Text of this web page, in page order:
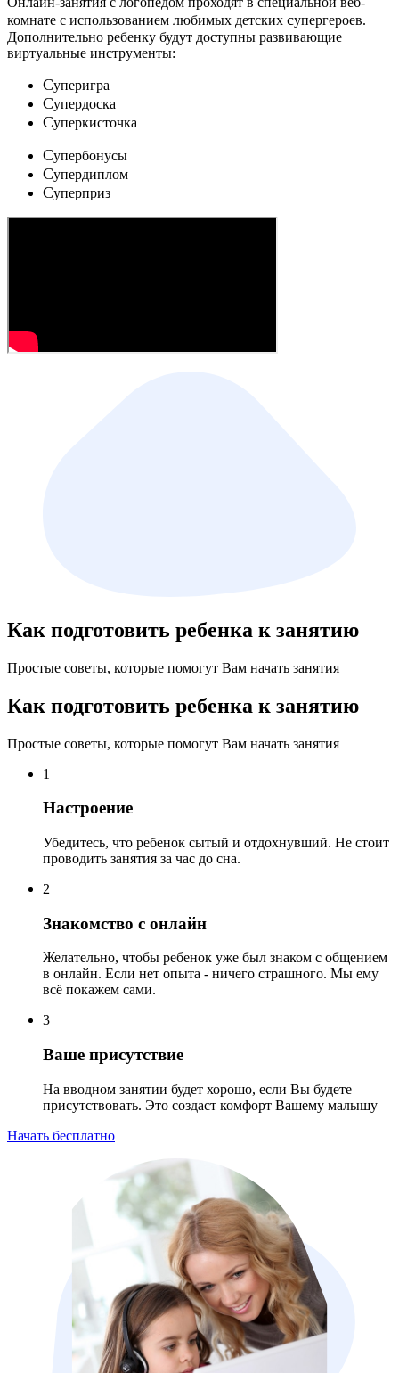
комнате с использованием любимых детских cупергероев.
Дополнительно ребенку будут доступны развивающие
виртуальные инструменты:
Cуперигра
Cупердоска
Cуперкисточка
Cупербонусы
Cупердиплом
Cуперприз
Как подготовить ребенка к занятию
Простые советы, которые помогут Вам начать занятия
Как подготовить ребенка к занятию
Простые советы, которые помогут Вам начать занятия
1
Настроение
Убедитесь, что ребенок сытый и отдохнувший. Не стоит
проводить занятия за час до сна.
2
Знакомство с онлайн
Желательно, чтобы ребенок уже был знаком с общением
в онлайн. Если нет опыта - ничего страшного. Мы ему
всё покажем сами.
3
Ваше присутствие
На вводном занятии будет хорошо, если Вы будете
присутствовать. Это создаст комфорт Вашему малышу
Начать бесплатно